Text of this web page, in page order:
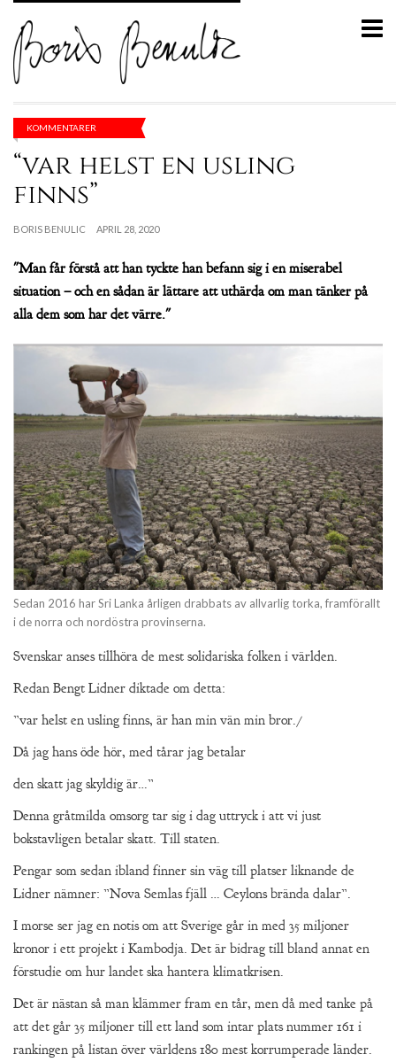
KOMMENTARER
“var helst en usling
finns”
BORIS BENULIC APRIL 28, 2020
"Man får förstå att han tyckte han befann sig i en miserabel
situation – och en sådan är lättare att uthärda om man tänker på
alla dem som har det värre."
Sedan 2016 har Sri Lanka årligen drabbats av allvarlig torka, framförallt
i de norra och nordöstra provinserna.
Svenskar anses tillhöra de mest solidariska folken i världen.
Redan Bengt Lidner diktade om detta:
”var helst en usling finns, är han min vän min bror./
Då jag hans öde hör, med tårar jag betalar
den skatt jag skyldig är…”
Denna gråtmilda omsorg tar sig i dag uttryck i att vi just
bokstavligen betalar skatt. Till staten.
Pengar som sedan ibland finner sin väg till platser liknande de
Lidner nämner: ”Nova Semlas fjäll … Ceylons brända dalar”.
I morse ser jag en notis om att Sverige går in med 35 miljoner
kronor i ett projekt i Kambodja. Det är bidrag till bland annat en
förstudie om hur landet ska hantera klimatkrisen.
Det är nästan så man klämmer fram en tår, men då med tanke på
att det går 35 miljoner till ett land som intar plats nummer 161 i
rankingen på listan över världens 180 mest korrumperade länder.